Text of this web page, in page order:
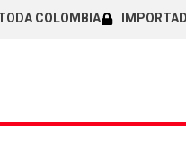
COLOMBIA